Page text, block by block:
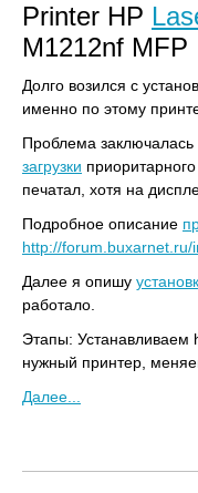
Printer HP
M1212nf MFP
Долго возился с
именно по этому
Проблема заключалась
загрузки
печатал, хотя на
Подробное описание
http://
Далее я опишу
работало.
Этапы: Устанавливаем
нужный принтер,
Далее...